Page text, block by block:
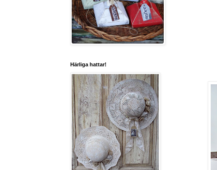
Härliga hattar!